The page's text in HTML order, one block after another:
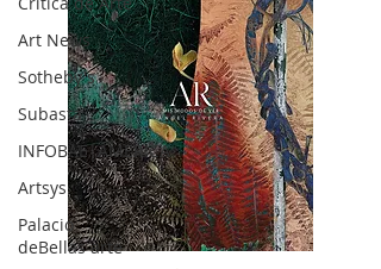
Art News
Sotheby's
Subasta
INFOBAE|AMERICA
Artsys
Palacio
deBellas arte